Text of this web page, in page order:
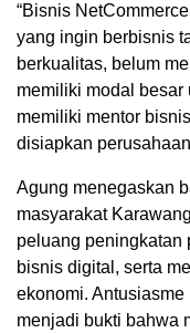
“Bisnis
yang ingin berbisnis
berkualitas, belum
memiliki modal besar
memiliki mentor
disiapkan
Agung menegaskan
masyarakat
peluang peningkatan
bisnis digital, serta
ekonomi.
menjadi bukti bahwa